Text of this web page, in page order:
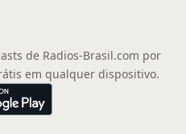
de Radios-Brasil.com por
em qualquer dispositivo.